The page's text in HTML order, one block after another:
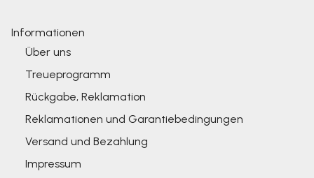
Informationen
Über uns
Treueprogramm
Rückgabe, Reklamation
Reklamationen und Garantiebedingungen
Versand und Bezahlung
Impressum